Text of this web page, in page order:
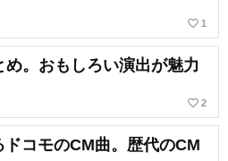
favorite_border 1
。おもしろい演出が魅力
favorite_border 2
ドコモのCM曲。歴代のCM